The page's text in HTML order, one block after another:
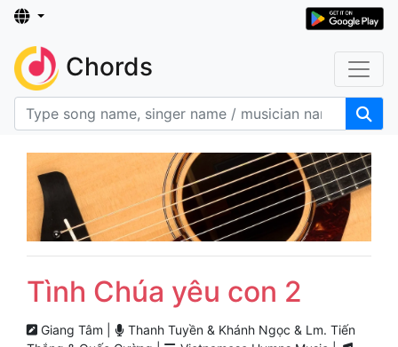
Chords
Tình Chúa yêu con 2
Giang Tâm |
Thanh Tuyền & Khánh Ngọc & Lm. Tiến